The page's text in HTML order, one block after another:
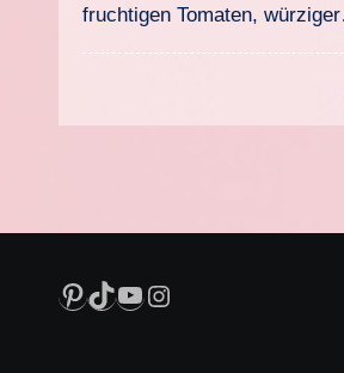
fruchtigen Tomaten,
Pinterest
TikTok
YouTube
Instagram